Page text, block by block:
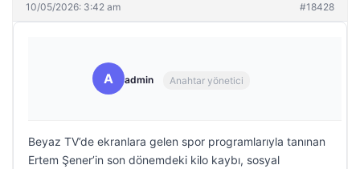
10/05/2026: 3:42 am #18428
A admin Anahtar yönetici
Beyaz TV’de ekranlara gelen spor programlarıyla tanınan
Ertem Şener’in son dönemdeki kilo kaybı, sosyal